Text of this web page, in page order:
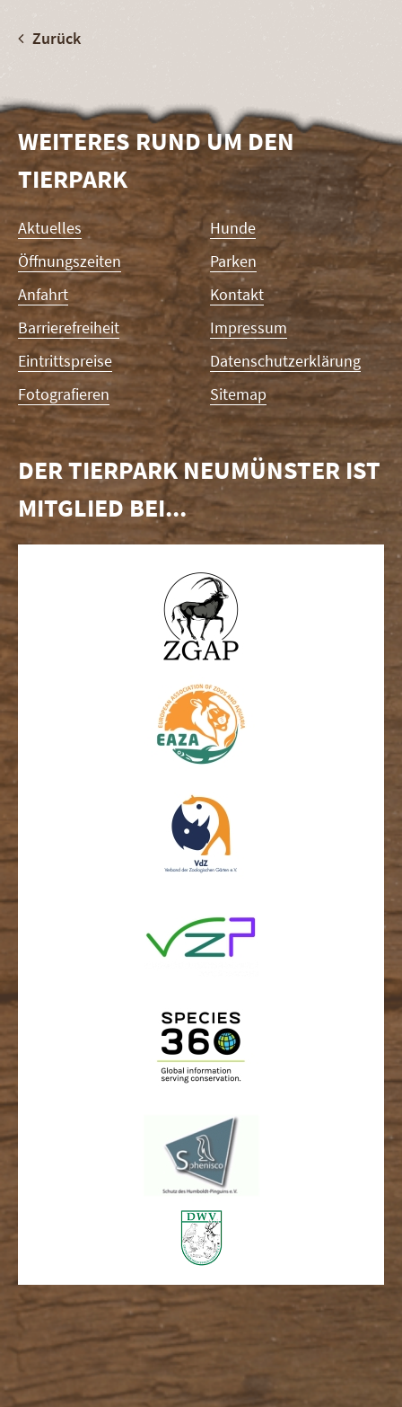
Zurück
WEITERES RUND UM DEN
TIERPARK
Navigation
überspringen
Aktuelles
Öffnungszeiten
Anfahrt
Barrierefreiheit
Eintrittspreise
Fotografieren
Hunde
Parken
Kontakt
Impressum
Datenschutzerklärung
Sitemap
DER TIERPARK NEUMÜNSTER IST
MITGLIED BEI...